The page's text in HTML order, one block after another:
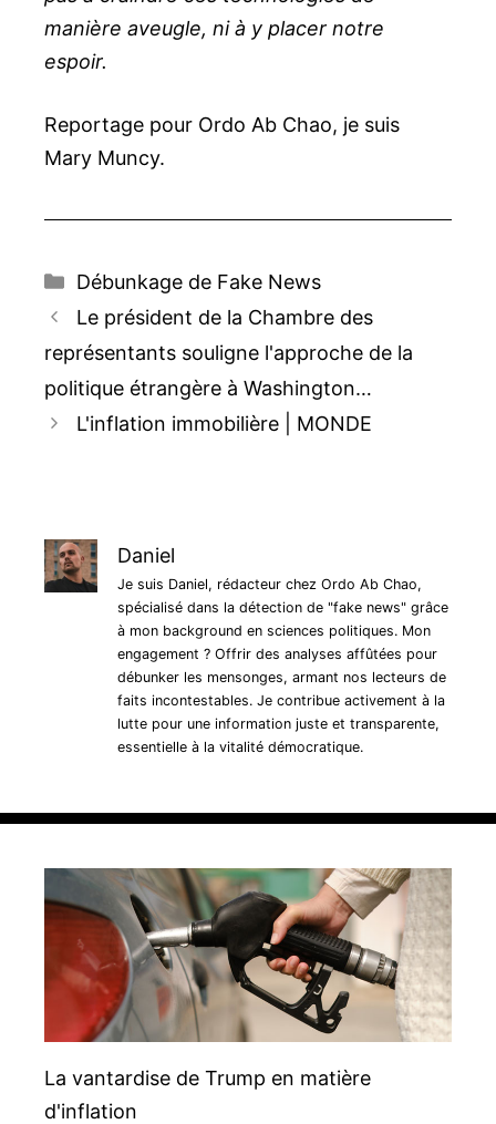
manière aveugle, ni à y placer notre
espoir.
Reportage pour Ordo Ab Chao, je suis
Mary Muncy.
Catégories
Débunkage de Fake News
Navigation
des
Le président de la Chambre des
représentants souligne l'approche de la
politique étrangère à Washington…
L'inflation immobilière | MONDE
Daniel
Je suis Daniel, rédacteur chez Ordo Ab Chao,
spécialisé dans la détection de "fake news" grâce
à mon background en sciences politiques. Mon
engagement ? Offrir des analyses affûtées pour
débunker les mensonges, armant nos lecteurs de
faits incontestables. Je contribue activement à la
lutte pour une information juste et transparente,
essentielle à la vitalité démocratique.
La vantardise de Trump en matière
d'inflation